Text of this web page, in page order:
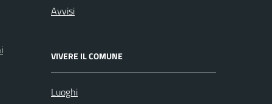
Avvisi
VIVERE IL COMUNE
Luoghi